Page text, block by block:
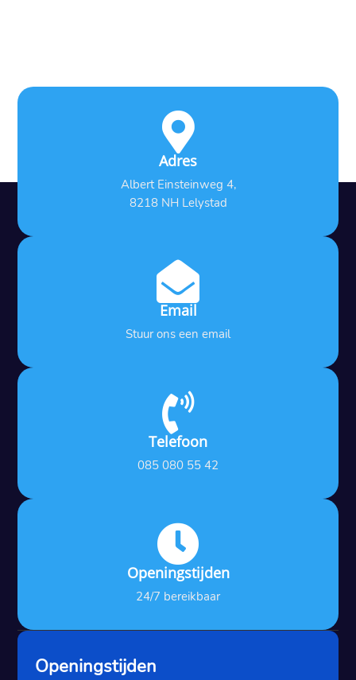

Adres
Albert Einsteinweg 4,
8218 NH Lelystad

Email
Stuur ons een email

Telefoon
085 080 55 42

Openingstijden
24/7 bereikbaar
Openingstijden